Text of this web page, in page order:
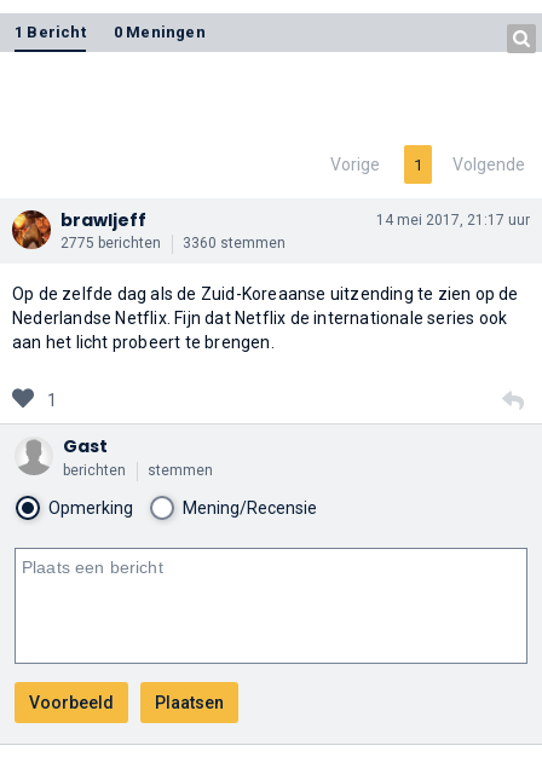
1 Bericht 0 Meningen
Vorige 1 Volgende
brawljeff
2775 berichten 3360 stemmen
14 mei 2017, 21:17 uur
Op de zelfde dag als de Zuid-Koreaanse uitzending te zien op de
Nederlandse Netflix. Fijn dat Netflix de internationale series ook
aan het licht probeert te brengen.
1
Gast
berichten stemmen
Opmerking Mening/Recensie